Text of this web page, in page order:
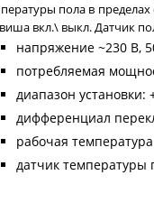
пола в
вкл.\ выкл. Датчик
напряжение ~230 В,
потребляемая
диапазон установки:
дифференциал
рабочая температура
датчик температуры